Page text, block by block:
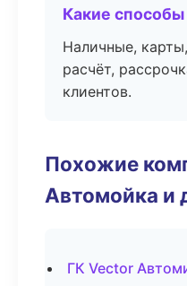
Какие
Наличные,
расчёт,
клиентов.
Похожие
Автомойка и
ГК Vector